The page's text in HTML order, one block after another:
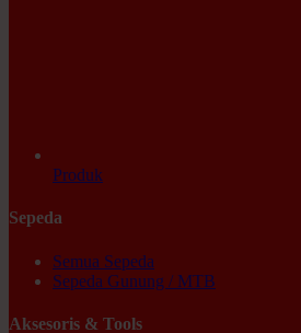
Produk
Sepeda
Semua Sepeda
Sepeda Gunung / MTB
Aksesoris & Tools